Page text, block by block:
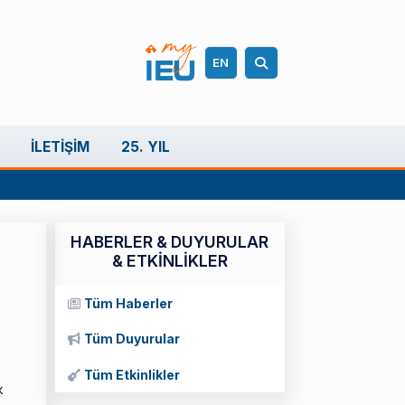
EN
İLETIŞIM 25. YIL
HABERLER & DUYURULAR
& ETKİNLİKLER
Tüm Haberler
Tüm Duyurular
Tüm Etkinlikler